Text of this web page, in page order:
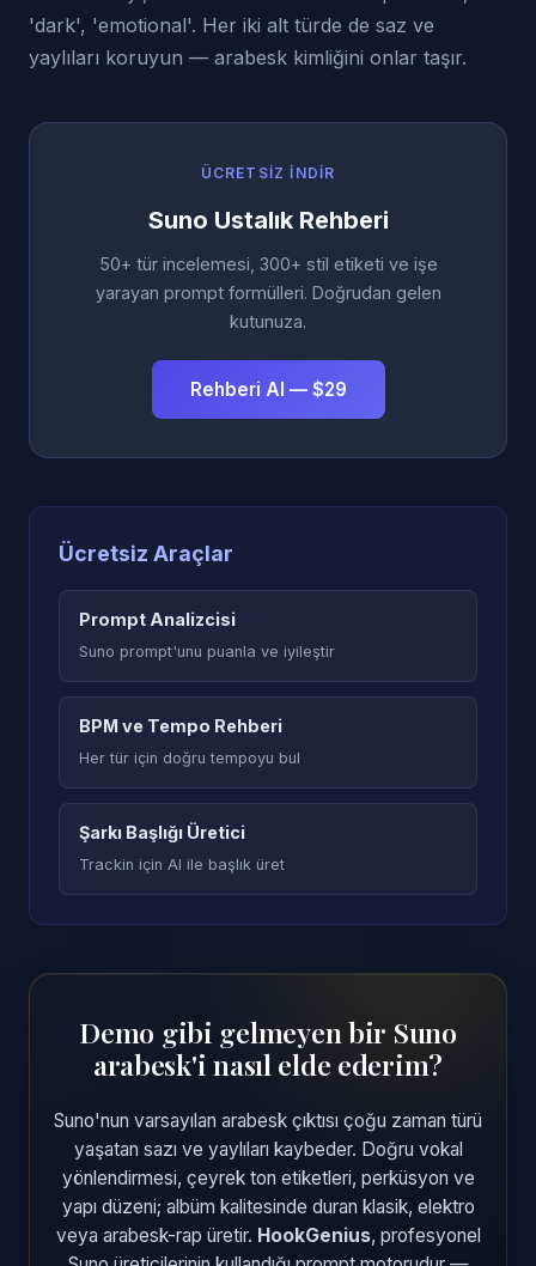
'dark', 'emotional'. Her iki alt türde de saz ve
yaylıları koruyun — arabesk kimliğini onlar taşır.
ÜCRETSIZ İNDIR
Suno Ustalık Rehberi
50+ tür incelemesi, 300+ stil etiketi ve işe
yarayan prompt formülleri. Doğrudan gelen
kutunuza.
Rehberi Al — $29
Ücretsiz Araçlar
Prompt Analizcisi
Suno prompt'unu puanla ve iyileştir
BPM ve Tempo Rehberi
Her tür için doğru tempoyu bul
Şarkı Başlığı Üretici
Trackin için AI ile başlık üret
Demo gibi gelmeyen bir Suno
arabesk'i nasıl elde ederim?
Suno'nun varsayılan arabesk çıktısı çoğu zaman türü
yaşatan sazı ve yaylıları kaybeder. Doğru vokal
yönlendirmesi, çeyrek ton etiketleri, perküsyon ve
yapı düzeni; albüm kalitesinde duran klasik, elektro
veya arabesk-rap üretir. HookGenius, profesyonel